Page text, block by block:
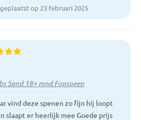
op 23 februari 2025
Sand 18+ mnd Fopspeen
vind deze spenen zo fijn hij loopt
slaapt er heerlijk mee Goede prijs